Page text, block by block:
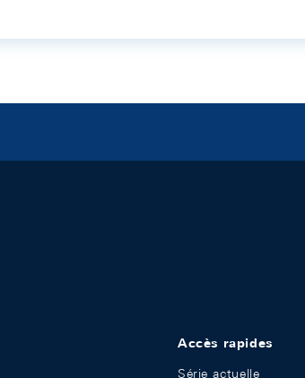
Accès rapides
Série actuelle